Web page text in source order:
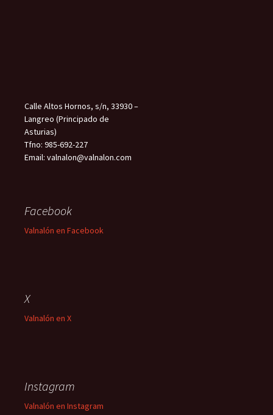
Calle Altos Hornos, s/n, 33930 –
Langreo (Principado de
Asturias)
Tfno: 985-692-227
Email: valnalon@valnalon.com
Facebook
Valnalón en Facebook
X
Valnalón en X
Instagram
Valnalón en Instagram